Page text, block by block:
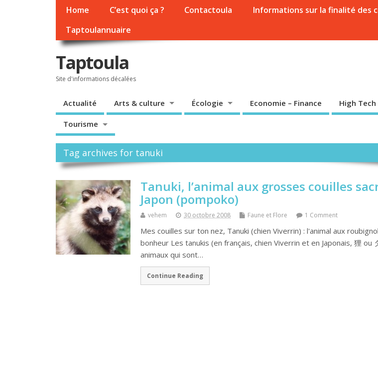
Home C’est quoi ça ? Contactoula Informations sur la finalité des
Taptoulannuaire
Taptoula
Site d'informations décalées
Actualité Arts & culture Écologie Economie – Finance High Tech
Tourisme
Tag archives for tanuki
Tanuki, l’animal aux grosses couilles
Japon (pompoko)
vehem 30 octobre 2008 Faune et Flore 1 Comment
Mes couilles sur ton nez, Tanuki (chien Viverrin) : l'animal aux
bonheur Les tanukis (en français, chien Viverrin et en Japonais, 狸 ou
animaux qui sont…
Continue Reading